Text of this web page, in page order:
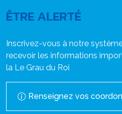
ÊTRE ALERTÉ
Inscrivez-vous à notre
recevoir les informations
la Le Grau du Roi
Renseignez vos